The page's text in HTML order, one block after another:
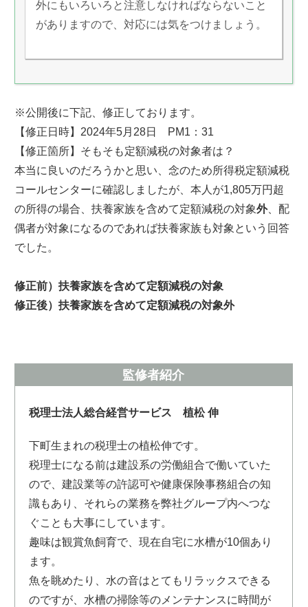
外にもいろいろと注意しなければならないこと
がありますので、対応には気をつけましょう。
※公開後に下記、修正しております。
【修正日時】2024年5月28日 PM1：31
【修正箇所】そもそも定額減税の対象者は？
本当に良いのだろうかと思い、念のため所得税定額減税
コールセンターに確認しましたが、本人が1,805万円超
の所得の場合、扶養家族を含めて定額減税の対象外、配
偶者が対象になるのであれば扶養家族も対象という回答
でした。
修正前）扶養家族を含めて定額減税の対象
修正後）扶養家族を含めて定額減税の対象外
監修者紹介
税理士法人総合経営サービス 植松 伸
下町生まれの税理士の植松伸です。
税理士になる前は建設系の労働組合で働いていた
ので、建設業等の許認可や健康保険事務組合の知
識もあり、それらの業務を弊社グループ内へつな
ぐことも大事にしています。
趣味は観賞魚飼育で、現在自宅に水槽が10個あり
ます。
魚を眺めたり、水の音はとてもリラックスできる
のですが、水槽の掃除等のメンテナンスに時間が